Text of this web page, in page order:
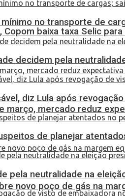
Copom baixa taxa Selic para
março, mercado reduz
novo poço de gás na
no transporte de
decidem pela
diz Lula após
de planejar
pela neutralidade na